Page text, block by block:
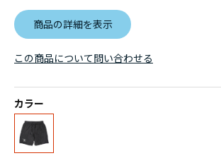
商品の詳細を表示
カラー
この商品について問い合わせる